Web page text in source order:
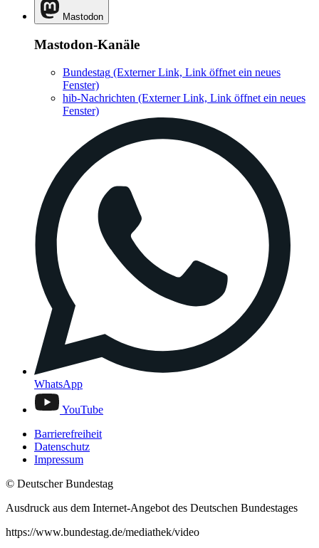
Mastodon
Mastodon-Kanäle
Bundestag (Externer Link, Link öffnet ein neues
Fenster)
hib-Nachrichten (Externer Link, Link öffnet ein neues
Fenster)
WhatsApp
YouTube
Barrierefreiheit
Datenschutz
Impressum
© Deutscher Bundestag
Ausdruck aus dem Internet-Angebot des Deutschen Bundestages
https://www.bundestag.de/mediathek/video